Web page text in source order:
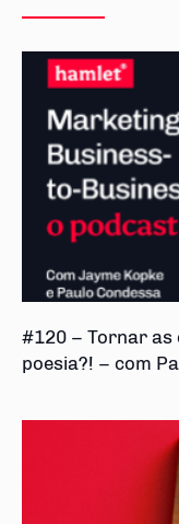
#120 – Tornar as
poesia?! – com